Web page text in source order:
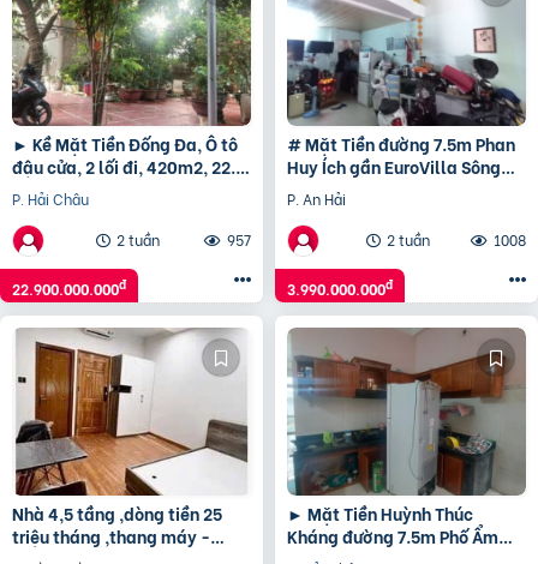
► Kề Mặt Tiền Đống Đa, Ô tô
đậu cửa, 2 lối đi, 420m2, 22.9
tỷ, ~55tr/m2
P. Hải Châu
2 tuần
957
22.900.000.000đ
# Mặt Tiền đường 7.5m Phan
Huy Ích gần EuroVilla Sông
Hàn, 47m2, C4, 3.99 tỷ
P. An Hải
2 tuần
1008
3.990.000.000đ
Nhà 4,5 tầng ,dòng tiền 25
triệu tháng ,thang máy -
Nguyễn Hữu Thọ -Hải Châu-
► Mặt Tiền Huỳnh Thúc
Kháng đường 7.5m Phố Ẩm
Thực, 103m2, ngang 5m, 2